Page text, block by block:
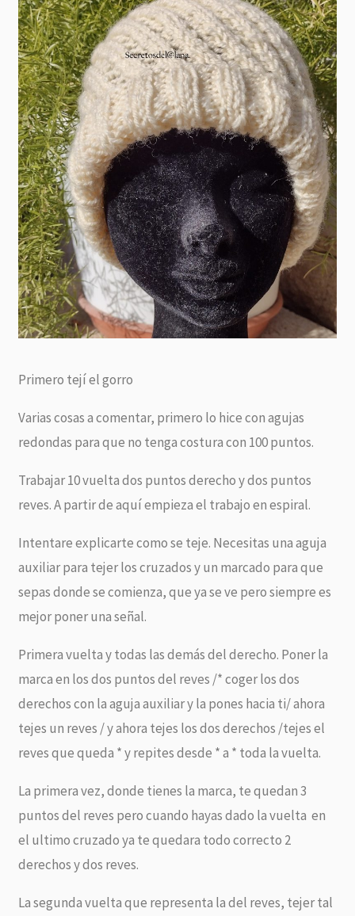
Primero tejí el gorro
Varias cosas a comentar, primero lo hice con agujas
redondas para que no tenga costura con 100 puntos.
Trabajar 10 vuelta dos puntos derecho y dos puntos
reves. A partir de aquí empieza el trabajo en espiral.
Intentare explicarte como se teje. Necesitas una aguja
auxiliar para tejer los cruzados y un marcado para que
sepas donde se comienza, que ya se ve pero siempre es
mejor poner una señal.
Primera vuelta y todas las demás del derecho. Poner la
marca en los dos puntos del reves /* coger los dos
derechos con la aguja auxiliar y la pones hacia ti/ ahora
tejes un reves / y ahora tejes los dos derechos /tejes el
reves que queda * y repites desde * a * toda la vuelta.
La primera vez, donde tienes la marca, te quedan 3
puntos del reves pero cuando hayas dado la vuelta en
el ultimo cruzado ya te quedara todo correcto 2
derechos y dos reves.
La segunda vuelta que representa la del reves, tejer tal